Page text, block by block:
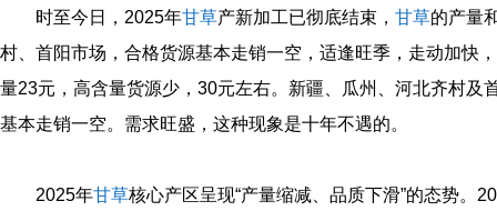
时至今日，2025年甘草产新加工已彻底结束， 甘草的产量
村、首阳市场，合格货源基本走销一空，适逢旺季，走动加快
量23元，高含量货源少，30元左右。新疆、瓜州、河北齐村及
基本走销一空。需求旺盛，这种现象是十年不遇的。
2025年甘草核心产区呈现“产量缩减、品质下滑”的态势。